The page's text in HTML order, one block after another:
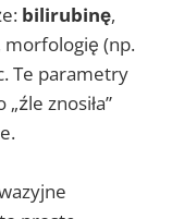
bilirubinę,
morfologię (np.
Te parametry
znosiła”